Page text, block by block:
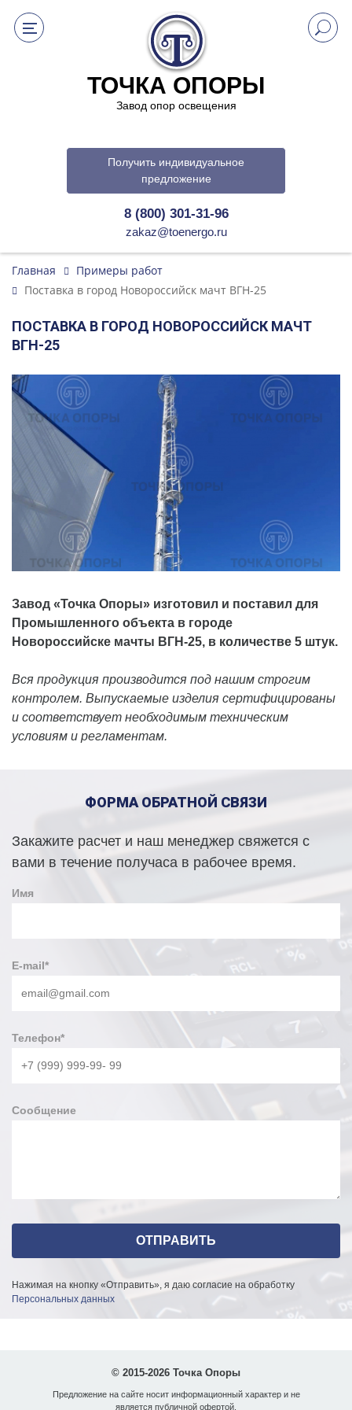
ТОЧКА ОПОРЫ
Завод опор освещения
Получить индивидуальное
предложение
8 (800) 301-31-96
zakaz@toenergo.ru
Главная
Примеры работ
Поставка в город Новороссийск мачт ВГН-25
ПОСТАВКА В ГОРОД НОВОРОССИЙСК МАЧТ
ВГН-25
Завод «Точка Опоры» изготовил и поставил для
Промышленного объекта в городе
Новороссийске мачты ВГН-25, в количестве 5 штук.
Вся продукция производится под нашим строгим
контролем. Выпускаемые изделия сертифицированы
и соответствует необходимым техническим
условиям и регламентам. ⠀
ФОРМА ОБРАТНОЙ СВЯЗИ
Закажите расчет и наш менеджер свяжется с
вами в течение получаса в рабочее время.
Имя
E-mail*
Телефон*
Сообщение
Нажимая на кнопку «Отправить», я даю согласие на обработку
Персональных данных
© 2015-2026 Точка Опоры
Предложение на сайте носит информационный характер и не
является публичной офертой.